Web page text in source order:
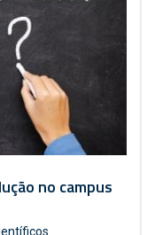
no campus